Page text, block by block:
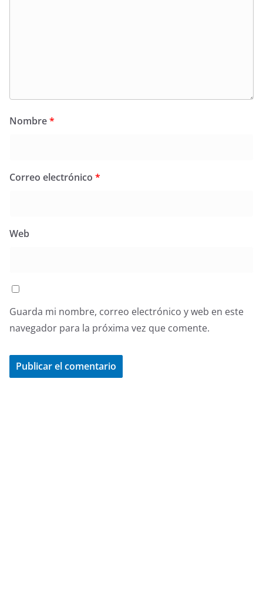
Nombre*
Correo electrónico *
Web
Guarda mi nombre, correo electrónico y web en este
navegador para la próxima vez que comente.